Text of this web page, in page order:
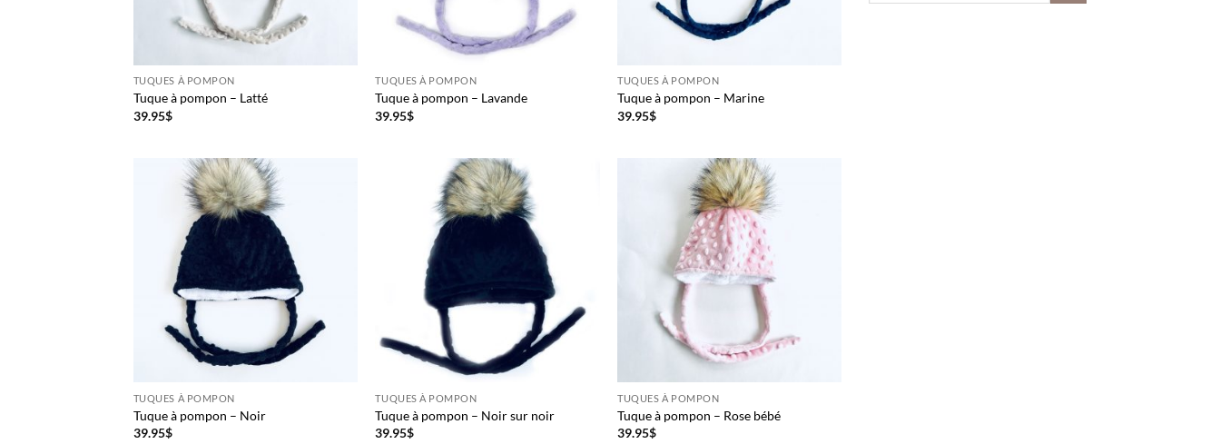
TUQUES À POMPON
Tuque à pompon – Latté
39.95$
TUQUES À POMPON
Tuque à pompon – Lavande
39.95$
TUQUES À POMPON
Tuque à pompon – Marine
39.95$
TUQUES À POMPON
Tuque à pompon – Noir
39.95$
TUQUES À POMPON
Tuque à pompon – Noir sur noir
39.95$
TUQUES À POMPON
Tuque à pompon – Rose bébé
39.95$
Obtenez 10% de rabais
Obtenez un 10% de rabais sur votre
prochaine commande en vous inscrivant à
Nom*